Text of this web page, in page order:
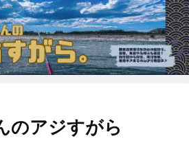
のアジすがら